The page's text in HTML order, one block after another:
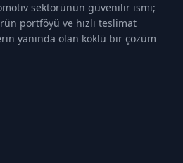
sektörünün güvenilir ismi;
portföyü ve hızlı teslimat
yanında olan köklü bir çözüm